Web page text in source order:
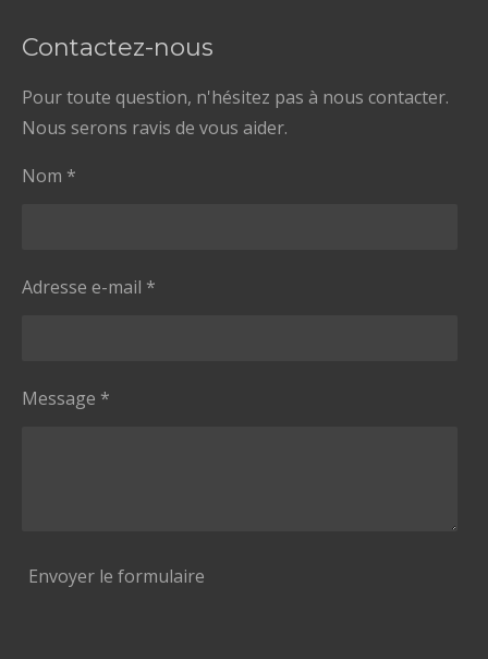
Contactez-nous
Pour toute question, n'hésitez pas à nous contacter.
Nous serons ravis de vous aider.
Nom *
Adresse e-mail *
Message *
Envoyer le formulaire